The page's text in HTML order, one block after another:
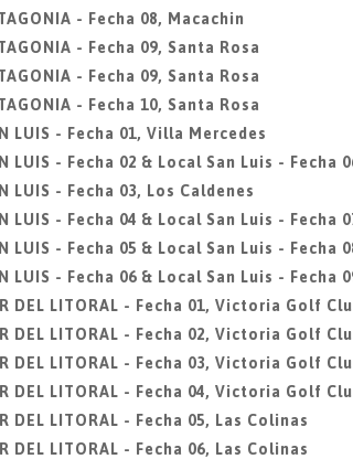
- Fecha 08, Macachin
- Fecha 09, Santa Rosa
- Fecha 09, Santa Rosa
- Fecha 10, Santa Rosa
LUIS - Fecha 01, Villa Mercedes
LUIS - Fecha 02 & Local San Luis - Fecha
LUIS - Fecha 03, Los Caldenes
LUIS - Fecha 04 & Local San Luis - Fecha
LUIS - Fecha 05 & Local San Luis - Fecha
LUIS - Fecha 06 & Local San Luis - Fecha
DEL LITORAL - Fecha 01, Victoria Golf
DEL LITORAL - Fecha 02, Victoria Golf
DEL LITORAL - Fecha 03, Victoria Golf
DEL LITORAL - Fecha 04, Victoria Golf
DEL LITORAL - Fecha 05, Las Colinas
DEL LITORAL - Fecha 06, Las Colinas